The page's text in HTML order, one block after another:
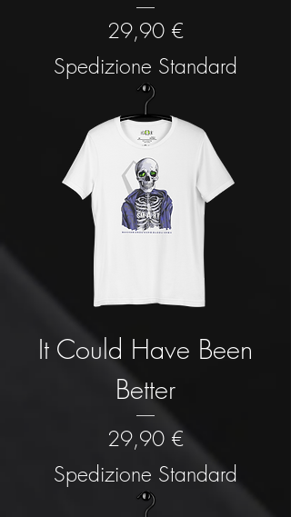
Prezzo
29,90 €
Spedizione Standard
It Could Have Been
Better
Prezzo
29,90 €
Spedizione Standard